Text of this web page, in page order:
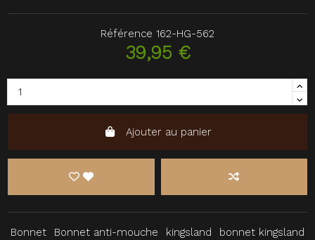
Référence 162-HG-562
39,95 €
Ajouter au panier
Bonnet Bonnet anti-mouche kingsland
bonnet kingsland